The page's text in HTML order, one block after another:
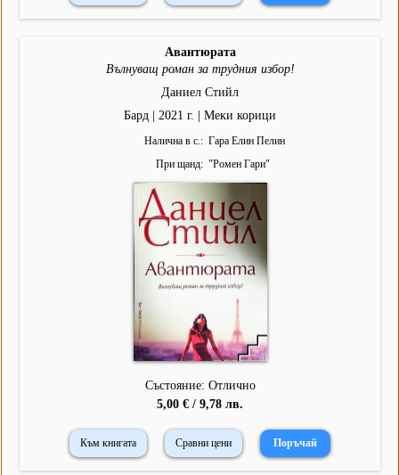
Авантюрата
Вълнуващ роман за трудния избор!
Даниел Стийл
Бард | 2021 г. | Меки корици
Налична в с.
Гара Елин Пелин
При щанд
"Ромен Гари"
Състояние: Отлично
5,00 € / 9,78 лв.
Към книгата Сравни цени